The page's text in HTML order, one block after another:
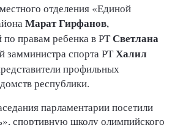
отделения «Единой
Марат Гирфанов,
правам ребенка в РТСветлана
замминистра спорта РТХалил
профильных
республики.
парламентарии посетили
спортивную школу олимпийского